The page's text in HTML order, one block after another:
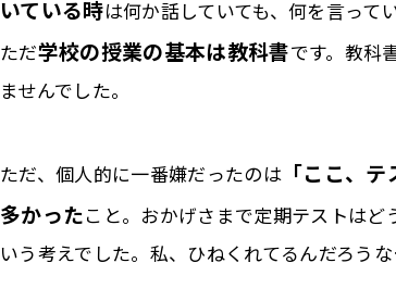
いている時は何か話していても、何を言って
ただ学校の授業の基本は教科書です。 教科
ませんでした。
ただ、個人的に一番嫌だったのは 「ここ、
多かったこと。 おかげさまで定期テストはど
いう考えでした。私、 ひねくれてるんだろう